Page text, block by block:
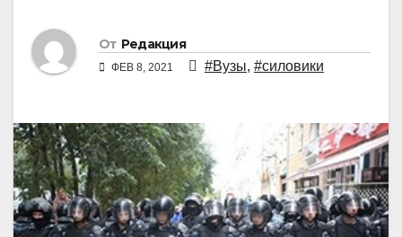
От Редакция
ФЕВ 8, 2021 #Вузы, #силовики